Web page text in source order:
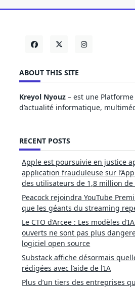
ABOUT THIS SITE
Kreyol Nyouz – est une
d’actualité informatique,
RECENT POSTS
Apple est poursuivie en justice
application frauduleuse sur
des utilisateurs de 1,8 million
Peacock rejoindra YouTube
que les géants du streaming
Le CTO d’Arcee : Les modèles
ouverts ne sont pas plus
logiciel open source
Substack affiche désormais
rédigées avec l’aide de l’IA
Plus d’un tiers des entreprises